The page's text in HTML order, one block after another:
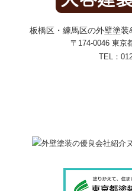
板橋区・練馬区の外壁塗
〒174-0046 東京
TEL：